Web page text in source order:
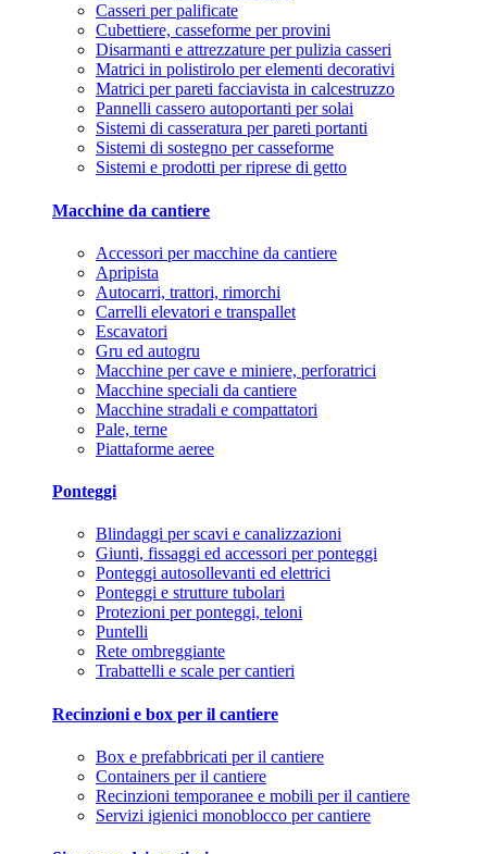
Casseri per palificate
Cubettiere, casseforme per provini
Disarmanti e attrezzature per pulizia casseri
Matrici in polistirolo per elementi decorativi
Matrici per pareti facciavista in calcestruzzo
Pannelli cassero autoportanti per solai
Sistemi di casseratura per pareti portanti
Sistemi di sostegno per casseforme
Sistemi e prodotti per riprese di getto
Macchine da cantiere
Accessori per macchine da cantiere
Apripista
Autocarri, trattori, rimorchi
Carrelli elevatori e transpallet
Escavatori
Gru ed autogru
Macchine per cave e miniere, perforatrici
Macchine speciali da cantiere
Macchine stradali e compattatori
Pale, terne
Piattaforme aeree
Ponteggi
Blindaggi per scavi e canalizzazioni
Giunti, fissaggi ed accessori per ponteggi
Ponteggi autosollevanti ed elettrici
Ponteggi e strutture tubolari
Protezioni per ponteggi, teloni
Puntelli
Rete ombreggiante
Trabattelli e scale per cantieri
Recinzioni e box per il cantiere
Box e prefabbricati per il cantiere
Containers per il cantiere
Recinzioni temporanee e mobili per il cantiere
Servizi igienici monoblocco per cantiere